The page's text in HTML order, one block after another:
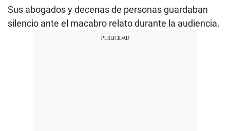
Sus abogados y decenas de personas guardaban
silencio ante el macabro relato durante la audiencia.